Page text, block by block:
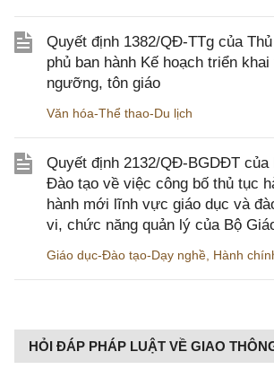
Quyết định 1382/QĐ-TTg của
phủ ban hành Kế hoạch triển
ngưỡng, tôn giáo
Văn hóa-Thể thao-Du lịch
Quyết định 2132/QĐ-BGDĐT của
Đào tạo về việc công bố thủ tục
hành mới lĩnh vực giáo dục và
vi, chức năng quản lý của Bộ
Giáo dục-Đào tạo-Dạy nghề Hành
HỎI ĐÁP PHÁP LUẬT VỀ GIAO